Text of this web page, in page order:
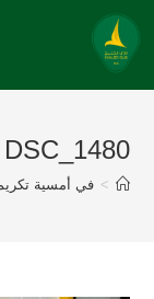
DSC_1480
> في أمسية تكريم المتفوقين والمعلمين المتقاعدين الـ 15